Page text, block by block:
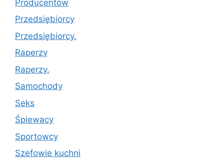
Producentów
Przedsiębiorcy
Przedsiębiorcy.
Raperzy
Raperzy.
Samochody
Seks
Śpiewacy
Sportowcy
Szefowie kuchni